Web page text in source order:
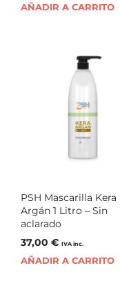
AÑADIR A CARRITO
PSH Mascarilla Kera
Argán 1 Litro – Sin
aclarado
37,00 € IVA inc.
AÑADIR A CARRITO